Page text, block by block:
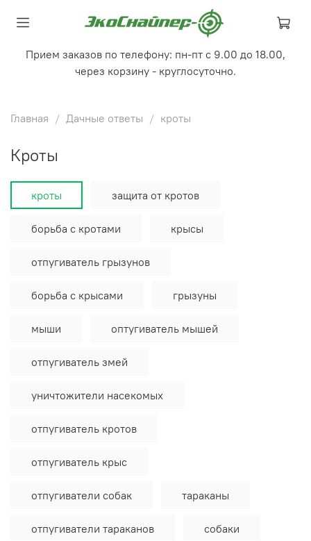
Прием заказов по телефону: пн-пт с 9.00 до 18.00,
через корзину - круглосуточно.
Главная Дачные ответы кроты
кроты
кроты защита от кротов
борьба с кротами крысы
отпугиватель грызунов
борьба с крысами грызуны
мыши оптугиватель мышей
отпугиватель змей
уничтожители насекомых
отпугиватель кротов
отпугиватель крыс
отпугиватели собак тараканы
отпугиватели тараканов собаки